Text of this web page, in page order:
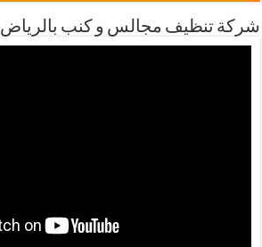
شركة تنظيف مجالس و كنب بالرياض